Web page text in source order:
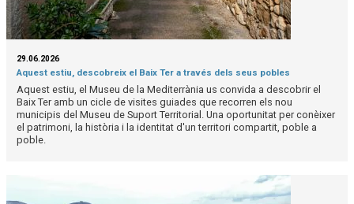
29.06.2026
Aquest estiu, descobreix el Baix Ter a través dels seus pobles
Aquest estiu, el Museu de la Mediterrània us convida a descobrir el
Baix Ter amb un cicle de visites guiades que recorren els nou
municipis del Museu de Suport Territorial. Una oportunitat per conèixer
el patrimoni, la història i la identitat d'un territori compartit, poble a
poble.